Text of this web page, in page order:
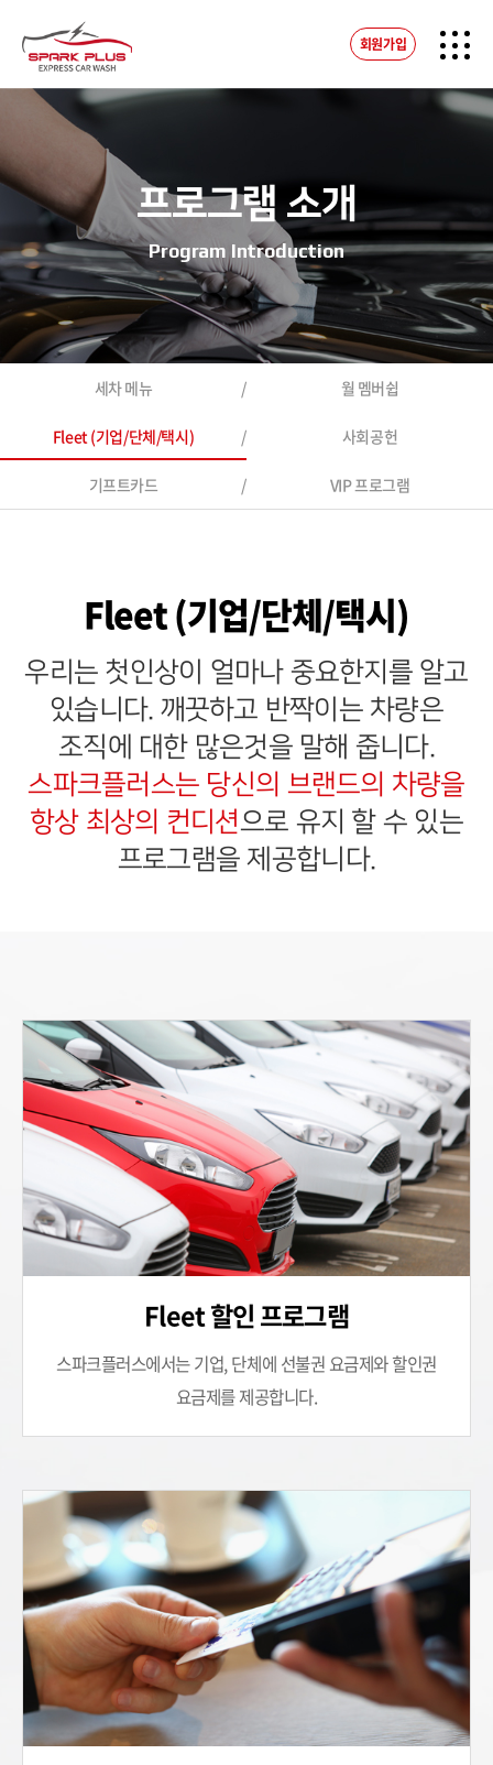
회원가입
프로그램 소개
Program Introduction
세차 메뉴 월 멤버쉽
Fleet (기업/단체/택시) 사회공헌
기프트카드 VIP 프로그램
Fleet (기업/단체/택시)
우리는 첫인상이 얼마나 중요한지를 알고
있습니다. 깨끗하고 반짝이는 차량은
조직에 대한 많은것을 말해 줍니다.
스파크플러스는 당신의 브랜드의 차량을
항상 최상의 컨디션으로 유지 할 수 있는
프로그램을 제공합니다.
Fleet 할인 프로그램
스파크플러스에서는 기업, 단체에 선불권 요금제와할인권
요금제를 제공합니다.